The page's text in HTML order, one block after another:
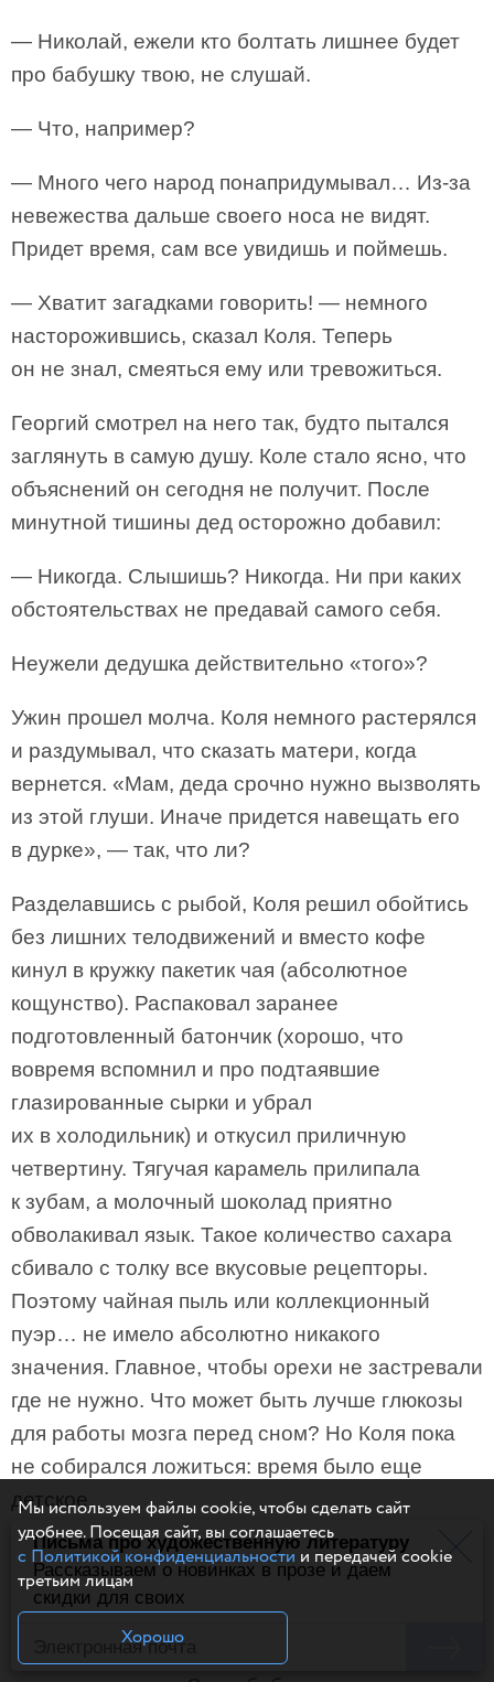
— Николай, ежели кто болтать лишнее будет
про бабушку твою, не слушай.
— Что, например?
— Много чего народ понапридумывал… Из-за
невежества дальше своего носа не видят.
Придет время, сам все увидишь и поймешь.
— Хватит загадками говорить! — немного
насторожившись, сказал Коля. Теперь
он не знал, смеяться ему или тревожиться.
Георгий смотрел на него так, будто пытался
заглянуть в самую душу. Коле стало ясно, что
объяснений он сегодня не получит. После
минутной тишины дед осторожно добавил:
— Никогда. Слышишь? Никогда. Ни при каких
обстоятельствах не предавай самого себя.
Неужели дедушка действительно «того»?
Ужин прошел молча. Коля немного растерялся
и раздумывал, что сказать матери, когда
вернется. «Мам, деда срочно нужно вызволять
из этой глуши. Иначе придется навещать его
в дурке», — так, что ли?
Разделавшись с рыбой, Коля решил обойтись
без лишних телодвижений и вместо кофе
кинул в кружку пакетик чая (абсолютное
кощунство). Распаковал заранее
подготовленный батончик (хорошо, что
вовремя вспомнил и про подтаявшие
глазированные сырки и убрал
их в холодильник) и откусил приличную
четвертину. Тягучая карамель прилипала
к зубам, а молочный шоколад приятно
обволакивал язык. Такое количество сахара
сбивало с толку все вкусовые рецепторы.
Поэтому чайная пыль или коллекционный
пуэр… не имело абсолютно никакого
значения. Главное, чтобы орехи не застревали
где не нужно. Что может быть лучше глюкозы
для работы мозга перед сном? Но Коля пока
не собирался ложиться: время было еще
детское.
Он еще раз окинул взглядом пространство
вокруг себя. Сквозь дверной проем заметил
старый пузатый телевизор. Он помнил его
с детства. Еще ребенком Коля любил смотреть
Письма про художественную литературу
Рассказываем о новинках в прозе и даем
скидки для своих
Мы используем файлы cookie, чтобы сделать сайт
удобнее. Посещая сайт, вы соглашаетесь
с Политикой конфиденциальностии передачей cookie
третьим лицам
Хорошо